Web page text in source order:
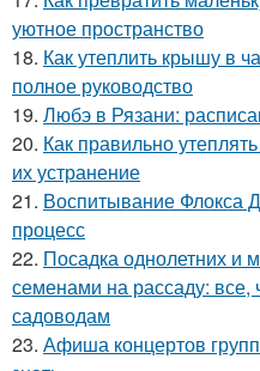
уютное пространство
18. Как утеплить крышу в
полное руководство
19. Любэ в Рязани:
20. Как правильно
их устранение
21. Воспитывание Флокса
процесс
22. Посадка однолетних и
семенами на рассаду:
садоводам
23. Афиша концертов